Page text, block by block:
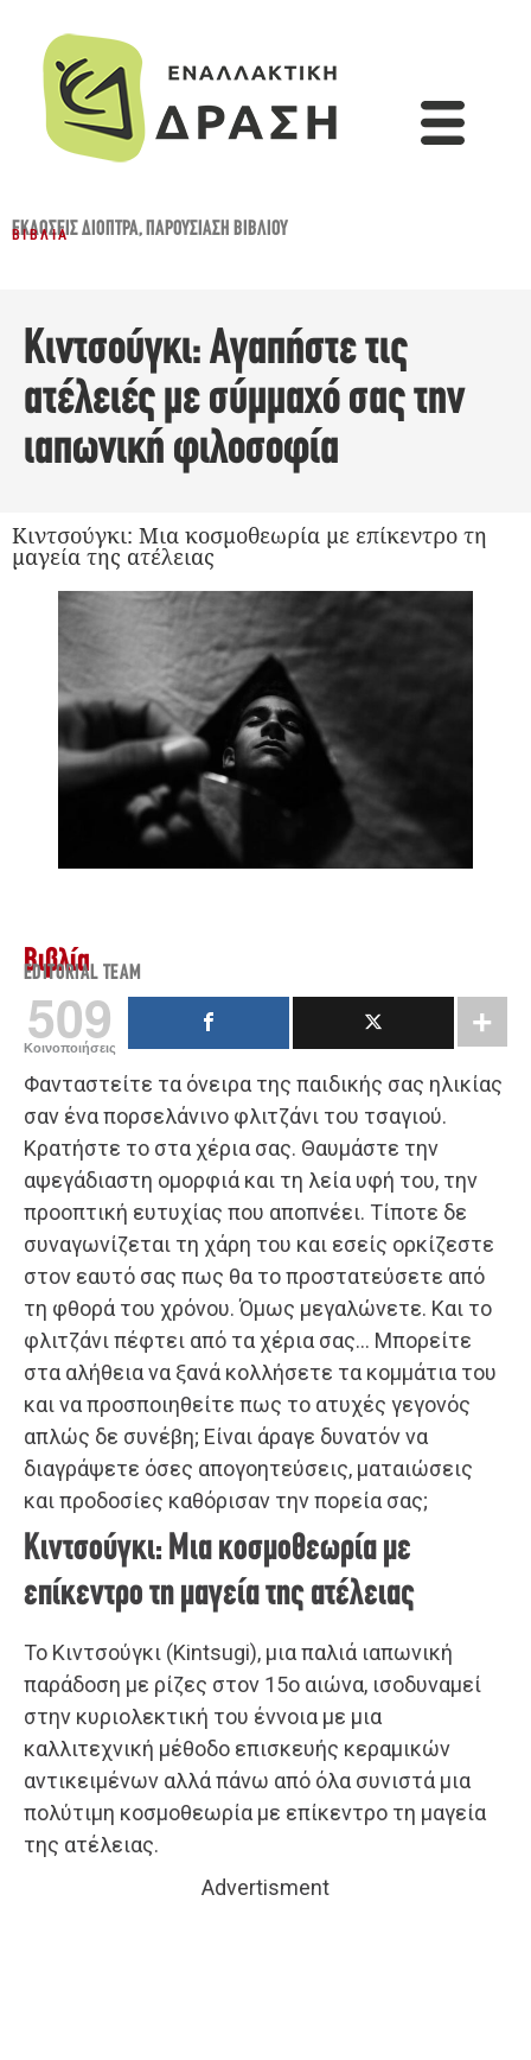
ΕΚΔΌΣΕΙΣ ΔΙΌΠΤΡΑ,ΠΑΡΟΥΣΊΑΣΗ ΒΙΒΛΊΟΥ
ΒΙΒΛΊΑ
Κιντσούγκι: Αγαπήστε τις
ατέλειές με σύμμαχό σας την
ιαπωνική φιλοσοφία
Κιντσούγκι: Μια κοσμοθεωρία με επίκεντρο τη
μαγεία της ατέλειας
Βιβλία
EDITORIAL TEAM
509
Κοινοποιήσεις
Φανταστείτε τα όνειρα της παιδικής σας ηλικίας
σαν ένα πορσελάνινο φλιτζάνι του τσαγιού.
Κρατήστε το στα χέρια σας. Θαυμάστε την
αψεγάδιαστη ομορφιά και τη λεία υφή του, την
προοπτική ευτυχίας που αποπνέει. Τίποτε δε
συναγωνίζεται τη χάρη του και εσείς ορκίζεστε
στον εαυτό σας πως θα το προστατεύσετε από
τη φθορά του χρόνου. Όμως μεγαλώνετε. Και το
φλιτζάνι πέφτει από τα χέρια σας… Μπορείτε
στα αλήθεια να ξανά κολλήσετε τα κομμάτια του
και να προσποιηθείτε πως το ατυχές γεγονός
απλώς δε συνέβη; Είναι άραγε δυνατόν να
διαγράψετε όσες απογοητεύσεις, ματαιώσεις
και προδοσίες καθόρισαν την πορεία σας;
Κιντσούγκι: Μια κοσμοθεωρία με
επίκεντρο τη μαγεία της ατέλειας
Το Κιντσούγκι (Kintsugi), μια παλιά ιαπωνική
παράδοση με ρίζες στον 15ο αιώνα, ισοδυναμεί
στην κυριολεκτική του έννοια με μια
καλλιτεχνική μέθοδο επισκευής κεραμικών
αντικειμένων αλλά πάνω από όλα συνιστά μια
πολύτιμη κοσμοθεωρία με επίκεντρο τη μαγεία
της ατέλειας.
Advertisment